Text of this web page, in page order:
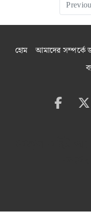
হোম আমাদের সম্পর্কে